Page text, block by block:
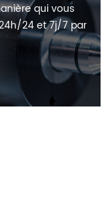
qui vous
24 et 7j/7 par